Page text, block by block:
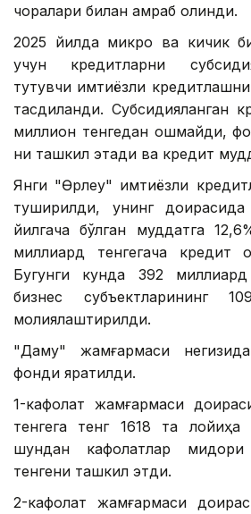
чоралари билан қамраб олинди.
2025 йилда микро ва кичик
учун кредитларни
тутувчи имтиёзли
тасдиқланди. Субсидияланган
миллион тенгедан ошмайди,
ни ташкил этади ва кредит
Янги "Өрлеу" имтиёзли
туширилди, унинг доирасида
йилгача бўлган муддатга
миллиард тенгегача кредит
Бугунги кунда 392
бизнес субъектларининг
молиялаштирилди.
"Даму" жамғармаси
фонди яратилди.
1-кафолат жамғармаси
тенгега тенг 1618 та лойиҳа
шундан кафолатлар
тенгени ташкил этди.
2-кафолат жамғармаси